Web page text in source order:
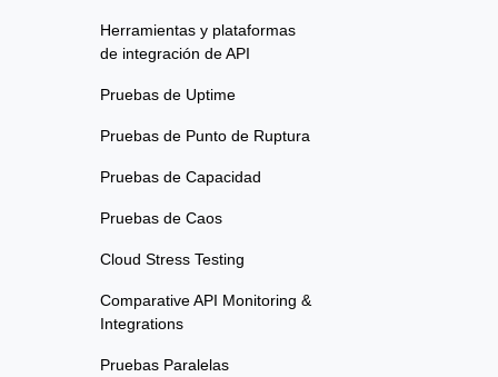
Herramientas y plataformas
de integración de API
Pruebas de Uptime
Pruebas de Punto de Ruptura
Pruebas de Capacidad
Pruebas de Caos
Cloud Stress Testing
Comparative API Monitoring &
Integrations
Pruebas Paralelas